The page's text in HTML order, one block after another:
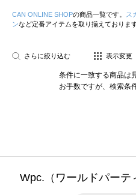
CAN ONLINE SHOPの商品一覧です。 ス
ンなど定番アイテムを取り揃えております
さらに絞り込む 表示変更
条件に一致する商品は
お手数ですが、検索条
Wpc.（ワールドパーテ